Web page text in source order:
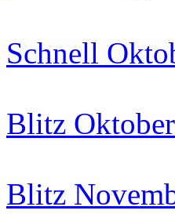
Schnell
Blitz
Blitz